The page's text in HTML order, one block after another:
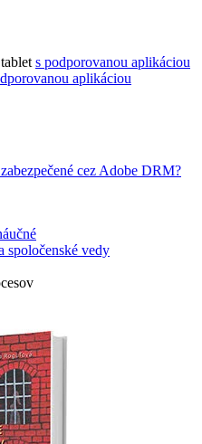
s podporovanou aplikáciou
aplikáciou
cez Adobe DRM?
spoločenské vedy